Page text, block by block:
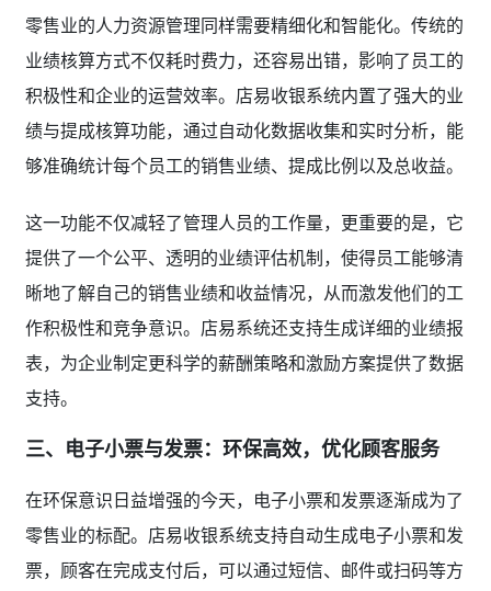
零售业的人力资源管理同样需要精细化和智能化。传统的
业绩核算方式不仅耗时费力，还容易出错，影响了员工的
积极性和企业的运营效率。店易收银系统内置了强大的业
绩与提成核算功能，通过自动化数据收集和实时分析，能
够准确统计每个员工的销售业绩、提成比例以及总收益。
这一功能不仅减轻了管理人员的工作量，更重要的是，它
提供了一个公平、透明的业绩评估机制，使得员工能够清
晰地了解自己的销售业绩和收益情况，从而激发他们的工
作积极性和竞争意识。店易系统还支持生成详细的业绩报
表，为企业制定更科学的薪酬策略和激励方案提供了数据
支持。
三、电子小票与发票：环保高效，优化顾客服务
在环保意识日益增强的今天，电子小票和发票逐渐成为了
零售业的标配。店易收银系统支持自动生成电子小票和发
票，顾客在完成支付后，可以通过短信、邮件或扫码等方